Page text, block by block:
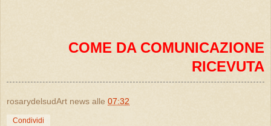
COME DA COMUNICAZIONE
RICEVUTA
rosarydelsudArt news alle 07:32
Condividi